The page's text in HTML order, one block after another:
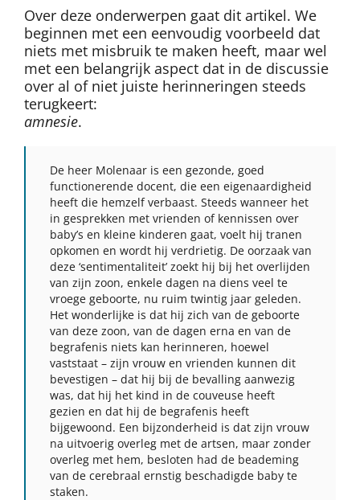
Over deze onderwerpen gaat dit artikel. We
beginnen met een eenvoudig voorbeeld dat
niets met misbruik te maken heeft, maar wel
met een belangrijk aspect dat in de discussie
over al of niet juiste herinneringen steeds
terugkeert:
amnesie.
De heer Molenaar is een gezonde, goed
functionerende docent, die een eigenaardigheid
heeft die hemzelf verbaast. Steeds wanneer het
in gesprekken met vrienden of kennissen over
baby’s en kleine kinderen gaat, voelt hij tranen
opkomen en wordt hij verdrietig. De oorzaak van
deze ‘sentimentaliteit’ zoekt hij bij het overlijden
van zijn zoon, enkele dagen na diens veel te
vroege geboorte, nu ruim twintig jaar geleden.
Het wonderlijke is dat hij zich van de geboorte
van deze zoon, van de dagen erna en van de
begrafenis niets kan herinneren, hoewel
vaststaat – zijn vrouw en vrienden kunnen dit
bevestigen – dat hij bij de bevalling aanwezig
was, dat hij het kind in de couveuse heeft
gezien en dat hij de begrafenis heeft
bijgewoond. Een bijzonderheid is dat zijn vrouw
na uitvoerig overleg met de artsen, maar zonder
overleg met hem, besloten had de beademing
van de cerebraal ernstig beschadigde baby te
staken.